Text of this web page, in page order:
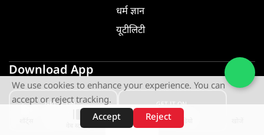
वेब स्टोरीज़
धर्म ज्ञान
यूटीलिटी
Download App
GET IT ON
Google Play
GET IT ON
App Store
We use cookies to enhance your experience. You can
accept or reject tracking.
Accept
Reject